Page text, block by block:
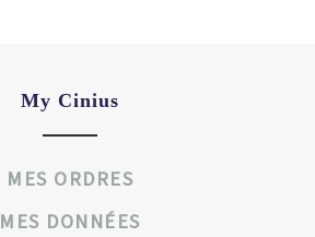
My Cinius
MES ORDRES
MES DONNÉES